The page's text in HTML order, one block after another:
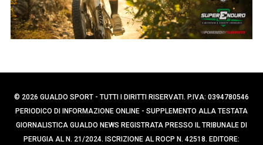
© 2026 GUALDO SPORT - TUTTI I DIRITTI RISERVATI. P.IVA: 0394780546
PERIODICO DI INFORMAZIONE ONLINE - SUPPLEMENTO ALLA TESTATA
GIORNALISTICA GUALDO NEWS REGISTRATA PRESSO IL TRIBUNALE DI
PERUGIA AL N. 21/2024. ISCRIZIONE AL ROCP N. 42518. EDITORE: